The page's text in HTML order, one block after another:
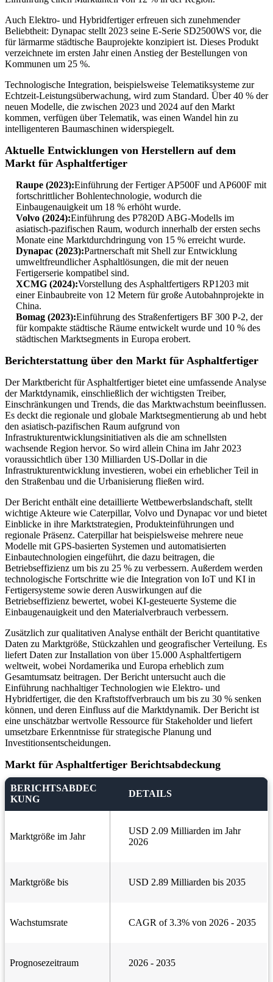
Auch Elektro- und Hybridfertiger erfreuen sich zunehmender
Beliebtheit: Dynapac stellt 2023 seine E-Serie SD2500WS vor, die
für lärmarme städtische Bauprojekte konzipiert ist. Dieses Produkt
verzeichnete im ersten Jahr einen Anstieg der Bestellungen von
Kommunen um 25 %.
Technologische Integration, beispielsweise Telematiksysteme zur
Echtzeit-Leistungsüberwachung, wird zum Standard. Über 40 % der
neuen Modelle, die zwischen 2023 und 2024 auf den Markt
kommen, verfügen über Telematik, was einen Wandel hin zu
intelligenteren Baumaschinen widerspiegelt.
Aktuelle Entwicklungen von Herstellern auf dem
Markt für Asphaltfertiger
Raupe (2023):Einführung der Fertiger AP500F und AP600F mit
fortschrittlicher Bohlentechnologie, wodurch die
Einbaugenauigkeit um 18 % erhöht wurde.
Volvo (2024):Einführung des P7820D ABG-Modells im
asiatisch-pazifischen Raum, wodurch innerhalb der ersten sechs
Monate eine Marktdurchdringung von 15 % erreicht wurde.
Dynapac (2023):Partnerschaft mit Shell zur Entwicklung
umweltfreundlicher Asphaltlösungen, die mit der neuen
Fertigerserie kompatibel sind.
XCMG (2024):Vorstellung des Asphaltfertigers RP1203 mit
einer Einbaubreite von 12 Metern für große Autobahnprojekte in
China.
Bomag (2023):Einführung des Straßenfertigers BF 300 P-2, der
für kompakte städtische Räume entwickelt wurde und 10 % des
städtischen Marktsegments in Europa erobert.
Berichterstattung über den Markt für Asphaltfertiger
Der Marktbericht für Asphaltfertiger bietet eine umfassende Analyse
der Marktdynamik, einschließlich der wichtigsten Treiber,
Einschränkungen und Trends, die das Marktwachstum beeinflussen.
Es deckt die regionale und globale Marktsegmentierung ab und hebt
den asiatisch-pazifischen Raum aufgrund von
Infrastrukturentwicklungsinitiativen als die am schnellsten
wachsende Region hervor. So wird allein China im Jahr 2023
voraussichtlich über 130 Milliarden US-Dollar in die
Infrastrukturentwicklung investieren, wobei ein erheblicher Teil in
den Straßenbau und die Urbanisierung fließen wird.
Der Bericht enthält eine detaillierte Wettbewerbslandschaft, stellt
wichtige Akteure wie Caterpillar, Volvo und Dynapac vor und bietet
Einblicke in ihre Marktstrategien, Produkteinführungen und
regionale Präsenz. Caterpillar hat beispielsweise mehrere neue
Modelle mit GPS-basierten Systemen und automatisierten
Einbautechnologien eingeführt, die dazu beitragen, die
Betriebseffizienz um bis zu 25 % zu verbessern. Außerdem werden
technologische Fortschritte wie die Integration von IoT und KI in
Fertigersysteme sowie deren Auswirkungen auf die
Betriebseffizienz bewertet, wobei KI-gesteuerte Systeme die
Einbaugenauigkeit und den Materialverbrauch verbessern.
Zusätzlich zur qualitativen Analyse enthält der Bericht quantitative
Daten zu Marktgröße, Stückzahlen und geografischer Verteilung. Es
liefert Daten zur Installation von über 15.000 Asphaltfertigern
weltweit, wobei Nordamerika und Europa erheblich zum
Gesamtumsatz beitragen. Der Bericht untersucht auch die
Einführung nachhaltiger Technologien wie Elektro- und
Hybridfertiger, die den Kraftstoffverbrauch um bis zu 30 % senken
können, und deren Einfluss auf die Marktdynamik. Der Bericht ist
eine unschätzbar wertvolle Ressource für Stakeholder und liefert
umsetzbare Erkenntnisse für strategische Planung und
Investitionsentscheidungen.
Markt für Asphaltfertiger Berichtsabdeckung
BERICHTSABDEC
KUNG
DETAILS
Marktgröße im Jahr
USD 2.09 Milliarden im Jahr
2026
Marktgröße bis USD 2.89 Milliarden bis 2035
Wachstumsrate CAGR of 3.3% von 2026 - 2035
Prognosezeitraum 2026 - 2035